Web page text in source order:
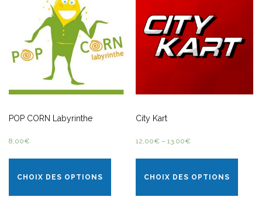
POP CORN Labyrinthe
8,00€
CHOIX DES OPTIONS
City Kart
12,00€ –13,00€
CHOIX DES OPTIONS